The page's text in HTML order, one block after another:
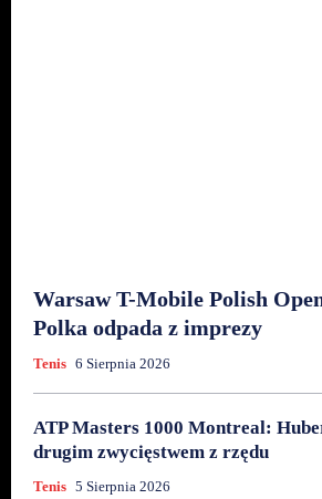
Warsaw T-Mobile Polish
Polka odpada z imprezy
Tenis 6 Sierpnia 2026
ATP Masters 1000 Montreal:
drugim zwycięstwem z rzędu
Tenis 5 Sierpnia 2026